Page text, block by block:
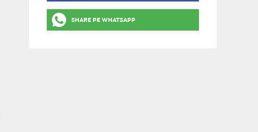
SHARE PE WHATSAPP